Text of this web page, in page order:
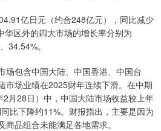
亿日元（约合248亿元），同比减少
区外的四大市场的增长率分别为
34.54%。
场包含中国大陆、中国香港、中国台
市场业绩在2025财年连续下滑。在中期
月28日）中，中国大陆市场收益较上年
比下降约11%。财报指出，主要是因为
品组合未能满足各地需求。